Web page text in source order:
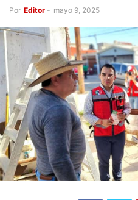
Por Editor - mayo 9, 2025